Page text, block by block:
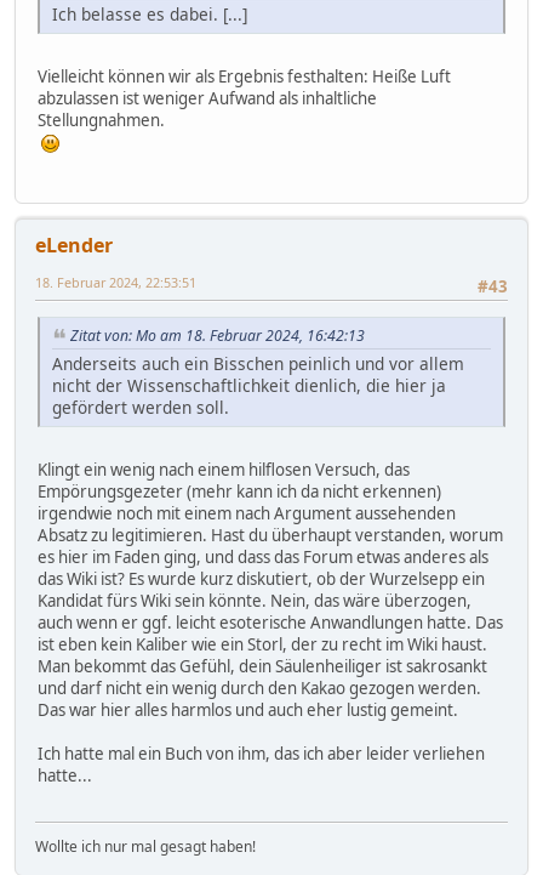
Ich belasse es dabei. [...]
Vielleicht können wir als Ergebnis festhalten: Heiße Luft
abzulassen ist weniger Aufwand als inhaltliche
Stellungnahmen.
eLender
#43
18. Februar 2024, 22:53:51
Zitat von: Mo am 18. Februar 2024, 16:42:13
Anderseits auch ein Bisschen peinlich und vor allem
nicht der Wissenschaftlichkeit dienlich, die hier ja
gefördert werden soll.
Klingt ein wenig nach einem hilflosen Versuch, das
Empörungsgezeter (mehr kann ich da nicht erkennen)
irgendwie noch mit einem nach Argument aussehenden
Absatz zu legitimieren. Hast du überhaupt verstanden, worum
es hier im Faden ging, und dass das Forum etwas anderes als
das Wiki ist? Es wurde kurz diskutiert, ob der Wurzelsepp ein
Kandidat fürs Wiki sein könnte. Nein, das wäre überzogen,
auch wenn er ggf. leicht esoterische Anwandlungen hatte. Das
ist eben kein Kaliber wie ein Storl, der zu recht im Wiki haust.
Man bekommt das Gefühl, dein Säulenheiliger ist sakrosankt
und darf nicht ein wenig durch den Kakao gezogen werden.
Das war hier alles harmlos und auch eher lustig gemeint.
Ich hatte mal ein Buch von ihm, das ich aber leider verliehen
hatte...
Wollte ich nur mal gesagt haben!